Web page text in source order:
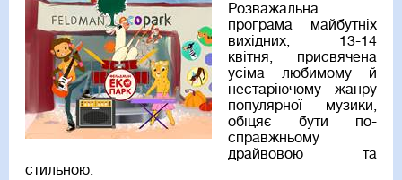
Розважальна
програма майбутніх
вихідних, 13-14
квітня, присвячена
усіма любимому й
нестаріючому жанру
популярної музики,
обіцяє бути по-
справжньому
драйвовою та
стильною.